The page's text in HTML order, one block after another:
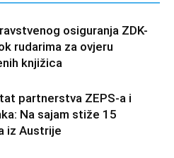
osiguranja ZDK-
rudarima za ovjeru
knjižica
partnerstva ZEPS-a i
Na sajam stiže 15
iz Austrije